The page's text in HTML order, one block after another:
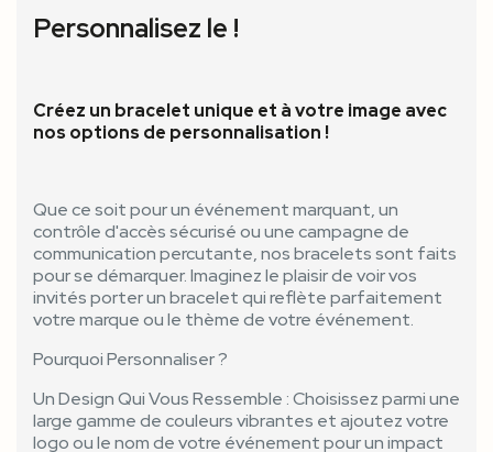
Personnalisez le !
Créez un bracelet unique et à votre image avec
nos options de personnalisation !
Que ce soit pour un événement marquant, un
contrôle d'accès sécurisé ou une campagne de
communication percutante, nos bracelets sont faits
pour se démarquer. Imaginez le plaisir de voir vos
invités porter un bracelet qui reflète parfaitement
votre marque ou le thème de votre événement.
Pourquoi Personnaliser ?
Un Design Qui Vous Ressemble : Choisissez parmi une
large gamme de couleurs vibrantes et ajoutez votre
logo ou le nom de votre événement pour un impact